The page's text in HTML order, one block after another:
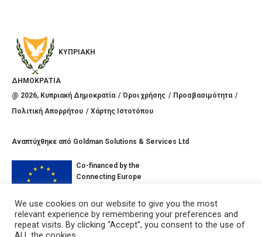
ΚΥΠΡΙΑΚΗ
ΔΗΜΟΚΡΑΤΙΑ
@ 2026, Κυπριακή Δημοκρατία Όροι χρήσης
Προσβασιμότητα
Πολιτική Απορρήτου
Χάρτης Ιστοτόπου
Αναπτύχθηκε από Goldman Solutions & Services Ltd
Co-financed by the
Connecting Europe
European Union
ΣΥΝΔΕΘΕΙΤΕ ΜΑΖΙ ΜΑΣ
We use cookies on our website to give you the most
relevant experience by remembering your preferences and
repeat visits. By clicking “Accept”, you consent to the use of